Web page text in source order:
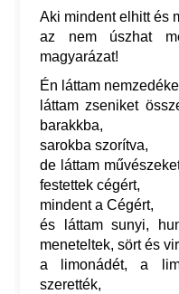
Aki mindent elhitt és
az nem úszhat
magyarázat!
Én láttam
láttam zseniket
barakkba,
sarokba szorítva,
de láttam
festettek cégért,
mindent a Cégért,
és láttam sunyi,
meneteltek, sört és
a limonádét, a
szerették,